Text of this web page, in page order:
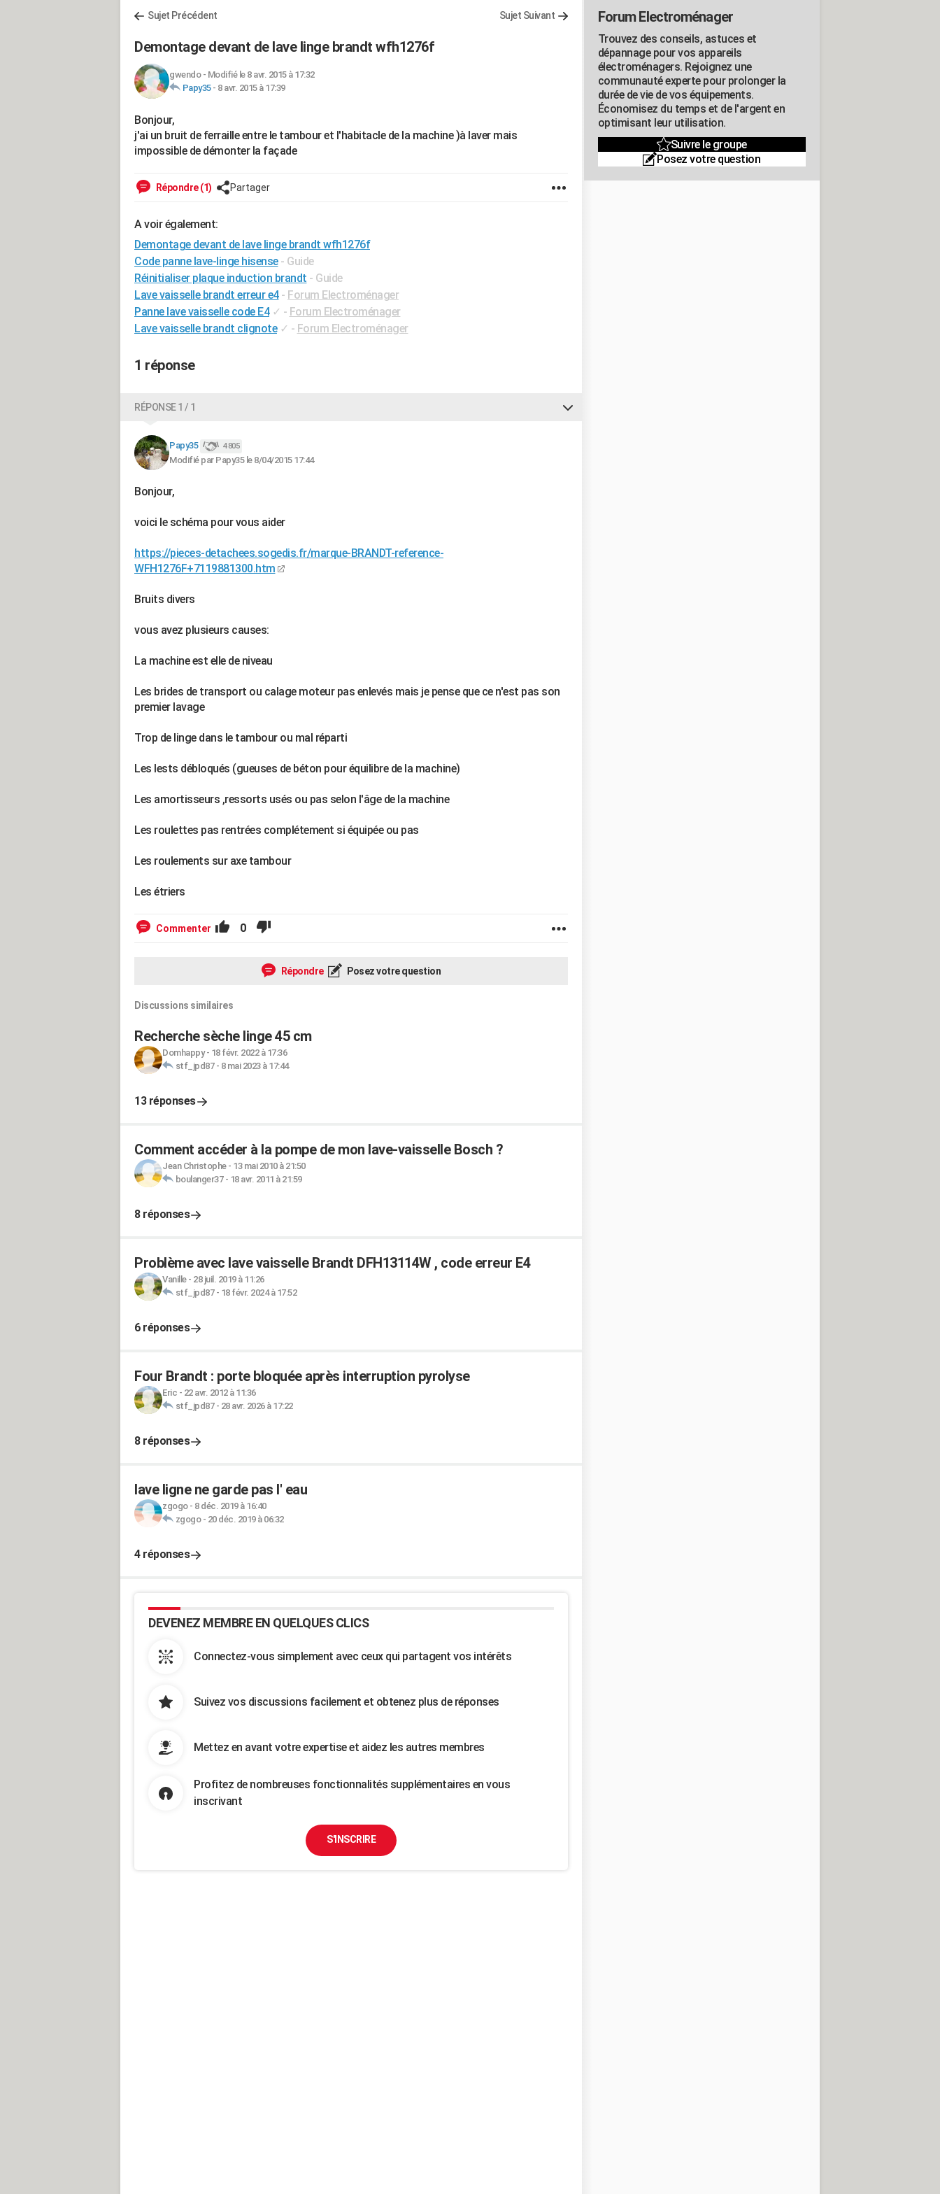
Sujet Précédent Sujet Suivant
Demontage devant de lave linge brandt wfh1276f
gwendo- Modifié le 8 avr. 2015 à 17:32
Papy35- 8 avr. 2015 à 17:39
Bonjour,
j'ai un bruit de ferraille entre le tambour et l'habitacle de la machine )à laver mais
impossible de démonter la façade
Répondre (1) Partager
A voir également:
Demontage devant de lave linge brandt wfh1276f
Code panne lave-linge hisense - Guide
Réinitialiser plaque induction brandt - Guide
Lave vaisselle brandt erreur e4 - Forum Electroménager
Panne lave vaisselle code E4 ✓ - Forum Electroménager
Lave vaisselle brandt clignote ✓ - Forum Electroménager
1 réponse
RÉPONSE 1 / 1
Papy35 4 805
Modifié par Papy35 le 8/04/2015 17:44
Bonjour,
voici le schéma pour vous aider
https://pieces-detachees.sogedis.fr/marque-BRANDT-reference-
WFH1276F+7119881300.htm
Bruits divers
vous avez plusieurs causes:
La machine est elle de niveau
Les brides de transport ou calage moteur pas enlevés mais je pense que ce n'est pas son
premier lavage
Trop de linge dans le tambour ou mal réparti
Les lests débloqués (gueuses de béton pour équilibre de la machine)
Les amortisseurs ,ressorts usés ou pas selon l'âge de la machine
Les roulettes pas rentrées complétement si équipée ou pas
Les roulements sur axe tambour
Les étriers
Commenter 0
Répondre Posez votre question
Discussions similaires
Recherche sèche linge 45 cm
Domhappy- 18 févr. 2022 à 17:36
stf_jpd87- 8 mai 2023 à 17:44
13 réponses
Comment accéder à la pompe de mon lave-vaisselle Bosch ?
Jean Christophe- 13 mai 2010 à 21:50
boulanger37- 18 avr. 2011 à 21:59
8 réponses
Problème avec lave vaisselle Brandt DFH13114W , code erreur E4
Vanille- 28 juil. 2019 à 11:26
stf_jpd87- 18 févr. 2024 à 17:52
6 réponses
Four Brandt : porte bloquée après interruption pyrolyse
Eric - 22 avr. 2012 à 11:36
stf_jpd87- 28 avr. 2026 à 17:22
8 réponses
lave ligne ne garde pas l' eau
zgogo- 8 déc. 2019 à 16:40
zgogo- 20 déc. 2019 à 06:32
4 réponses
DEVENEZ MEMBRE EN QUELQUES CLICS
Connectez-vous simplement avec ceux qui partagent vos intérêts
Suivez vos discussions facilement et obtenez plus de réponses
Mettez en avant votre expertise et aidez les autres membres
Profitez de nombreuses fonctionnalités supplémentaires en vous
inscrivant
S'INSCRIRE
Forum Electroménager
Trouvez des conseils, astuces et
dépannage pour vos appareils
électroménagers. Rejoignez une
communauté experte pour prolonger la
durée de vie de vos équipements.
Économisez du temps et de l'argent en
optimisant leur utilisation.
Suivre le groupe
Posez votre question